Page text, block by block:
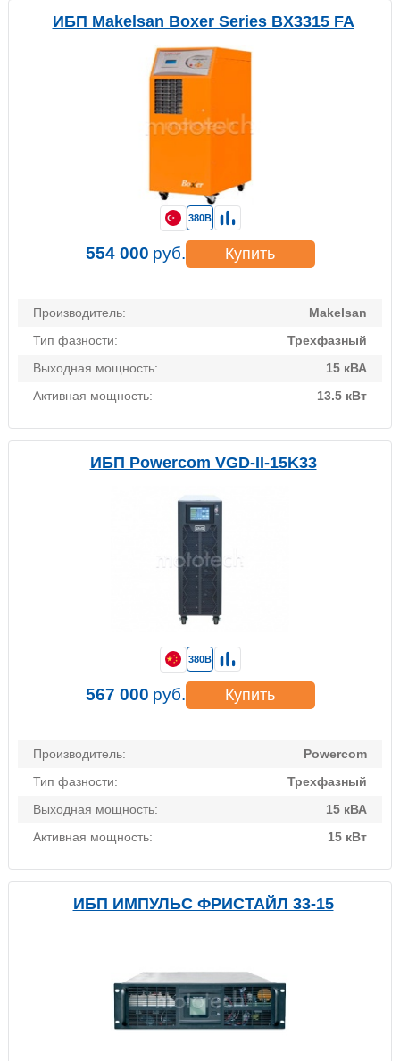
ИБП Makelsan Boxer Series BX3315 FA
Производитель:
Makelsan
Тип фазности:
Трехфазный
Выходная мощность:
15 кВА
Активная мощность:
13.5 кВт
380В
554 000 руб. Купить
ИБП Powercom VGD-II-15K33
Производитель:
Powercom
Тип фазности:
Трехфазный
Выходная мощность:
15 кВА
Активная мощность:
15 кВт
380В
567 000 руб. Купить
ИБП ИМПУЛЬС ФРИСТАЙЛ 33-15